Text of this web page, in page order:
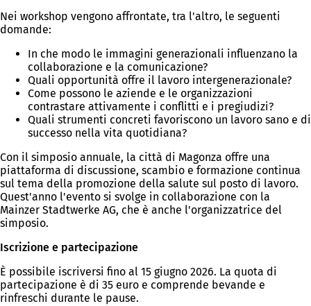
Nei workshop vengono affrontate, tra l'altro, le seguenti
domande:
In che modo le immagini generazionali influenzano la
collaborazione e la comunicazione?
Quali opportunità offre il lavoro intergenerazionale?
Come possono le aziende e le organizzazioni
contrastare attivamente i conflitti e i pregiudizi?
Quali strumenti concreti favoriscono un lavoro sano e di
successo nella vita quotidiana?
Con il simposio annuale, la città di Magonza offre una
piattaforma di discussione, scambio e formazione continua
sul tema della promozione della salute sul posto di lavoro.
Quest'anno l'evento si svolge in collaborazione con la
Mainzer Stadtwerke AG, che è anche l'organizzatrice del
simposio.
Iscrizione e partecipazione
È possibile iscriversi fino al 15 giugno 2026. La quota di
partecipazione è di 35 euro e comprende bevande e
rinfreschi durante le pause.